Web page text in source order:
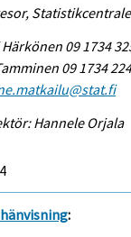
09 1734
09 1734
Hannele Orjala
: